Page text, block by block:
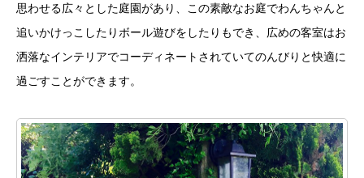
思わせる広々とした庭園があり、この素敵なお庭でわんちゃんと
追いかけっこしたりボール遊びをしたりもでき、広めの客室はお
洒落なインテリアでコーディネートされていてのんびりと快適に
過ごすことができます。